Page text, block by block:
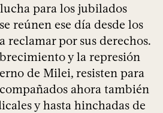
para los jubilados
reúnen ese día desde los
reclamar por sus derechos.
y la represión
de Milei, resisten para
ahora también
y hasta hinchadas de